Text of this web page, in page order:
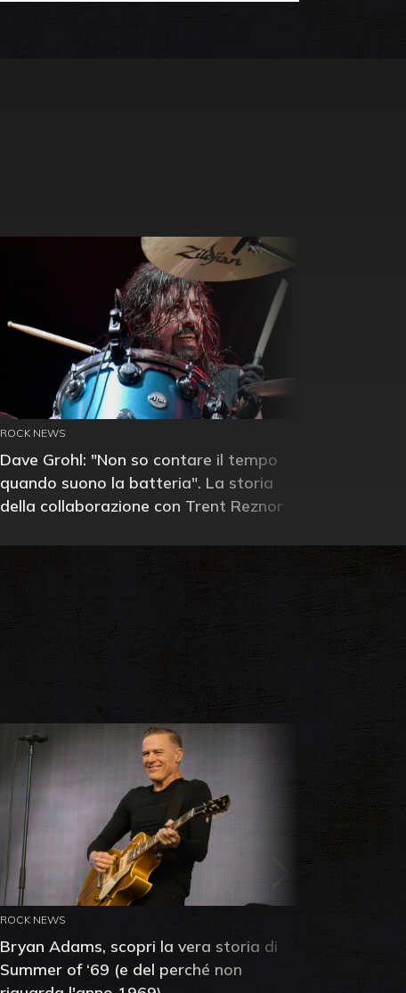
ROCK NEWS
Dave Grohl: "Non so contare il tempo
quando suono la batteria". La storia
della collaborazione con Trent Reznor
ROCK NEWS
Bryan Adams, scopri la vera storia di
Summer of ‘69 (e del perché non